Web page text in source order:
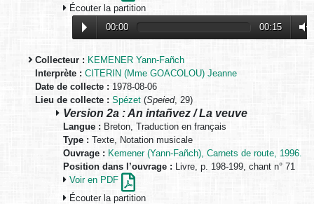
Écouter la partition
00:00
00:15
Collecteur : KEMENER Yann-Fañch
Interprète : CITERIN (Mme GOACOLOU) Jeanne
Date de collecte : 1978-08-06
Lieu de collecte : Spézet (Speied, 29)
Version 2a : An intañvez / La veuve
Langue : Breton, Traduction en français
Type : Texte, Notation musicale
Ouvrage : Kemener (Yann-Fañch), Carnets de route, 1996.
Position dans l’ouvrage : Livre, p. 198-199, chant n° 71
Voir en PDF
Écouter la partition